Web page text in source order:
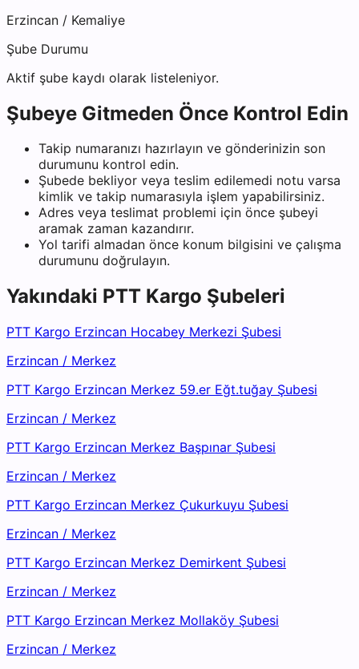
Erzincan / Kemaliye
Şube Durumu
Aktif şube kaydı olarak listeleniyor.
Şubeye Gitmeden Önce Kontrol Edin
Takip numaranızı hazırlayın ve gönderinizin son
durumunu kontrol edin.
Şubede bekliyor veya teslim edilemedi notu varsa
kimlik ve takip numarasıyla işlem yapabilirsiniz.
Adres veya teslimat problemi için önce şubeyi
aramak zaman kazandırır.
Yol tarifi almadan önce konum bilgisini ve çalışma
durumunu doğrulayın.
Yakındaki PTT Kargo Şubeleri
PTT Kargo Erzincan Hocabey Merkezi Şubesi
Erzincan / Merkez
PTT Kargo Erzincan Merkez 59.er Eğt.tuğay Şubesi
Erzincan / Merkez
PTT Kargo Erzincan Merkez Başpınar Şubesi
Erzincan / Merkez
PTT Kargo Erzincan Merkez Çukurkuyu Şubesi
Erzincan / Merkez
PTT Kargo Erzincan Merkez Demirkent Şubesi
Erzincan / Merkez
PTT Kargo Erzincan Merkez Mollaköy Şubesi
Erzincan / Merkez